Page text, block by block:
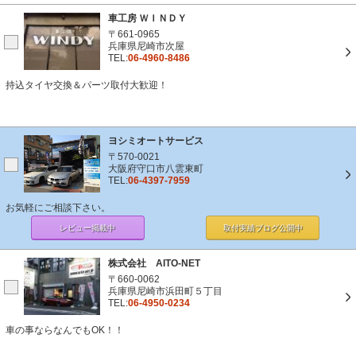
車工房 ＷＩＮＤＹ
〒661-0965
兵庫県尼崎市次屋
TEL:06-4960-8486
持込タイヤ交換＆パーツ取付大歓迎！
ヨシミオートサービス
〒570-0021
大阪府守口市八雲東町
TEL:06-4397-7959
お気軽にご相談下さい。
レビュー掲載中 取付実績ブログ公開中
株式会社 AITO-NET
〒660-0062
兵庫県尼崎市浜田町５丁目
TEL:06-4950-0234
車の事ならなんでもOK！！